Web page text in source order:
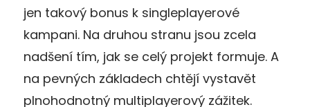
jen takový bonus k singleplayerové
kampani. Na druhou stranu jsou zcela
nadšení tím, jak se celý projekt formuje. A
na pevných základech chtějí vystavět
plnohodnotný multiplayerový zážitek.